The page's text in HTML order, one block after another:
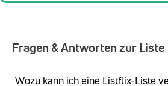
Fragen & Antworten zur Liste
Wozu kann ich eine Listflix-Liste